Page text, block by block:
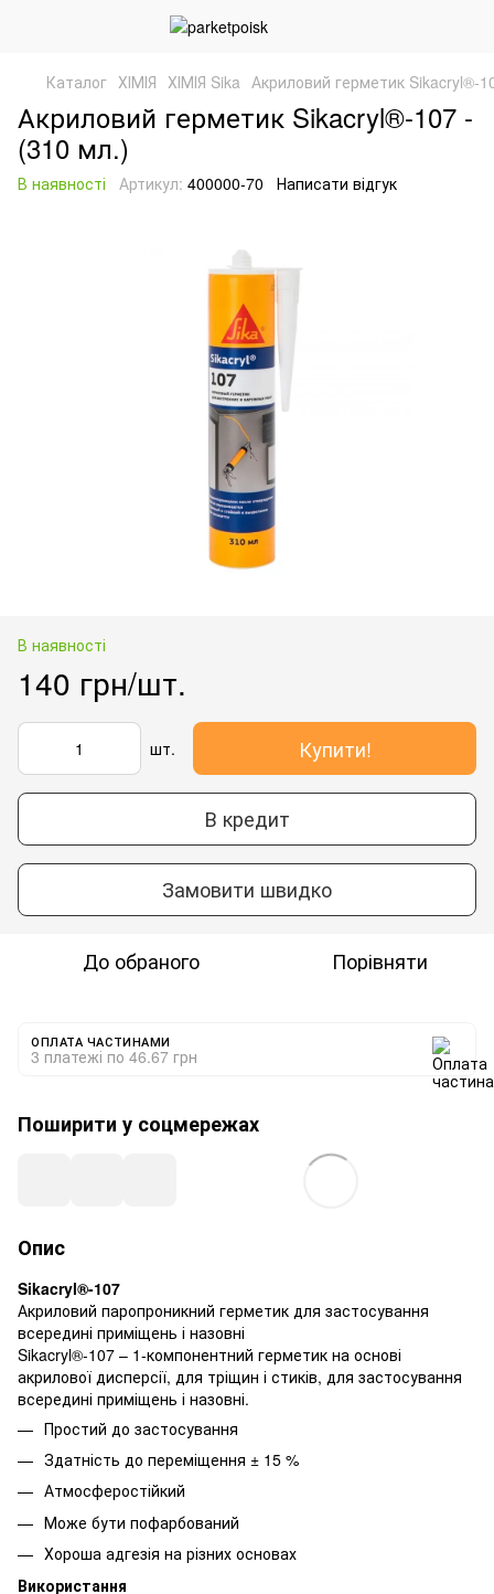
Каталог ХІМІЯ ХІМІЯ Sika Акриловий герметик Sikacryl®-
Акриловий герметик Sikacryl®-107 -
(310 мл.)
В наявності Артикул: 400000-70 Написати відгук
В наявності
140 грн/шт.
шт. Купити!
В кредит
Замовити швидко
До обраного Порівняти
ОПЛАТА ЧАСТИНАМИ
3 платежі по 46.67 грн
Поширити у соцмережах
Опис
Sikacryl®-107
Акриловий паропроникний герметик для застосування
всередині приміщень і назовні
Sikacryl®-107 – 1-компонентний герметик на основі
акрилової дисперсії, для тріщин і стиків, для застосування
всередині приміщень і назовні.
Простий до застосування
Здатність до переміщення ± 15 %
Атмосферостійкий
Може бути пофарбований
Хороша адгезія на різних основах
Використання